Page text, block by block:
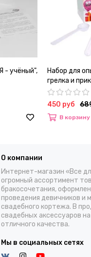
- учёный",
Набор для
грелка и
год
450 руб
В корзину
О компании
Интернет-магазин «Все
огромный ассортимент
бракосочетания,
проведения девичников и
свадебного кортежа. В
свадебных аксессуаров
отличного качества.
Мы в социальных сетях